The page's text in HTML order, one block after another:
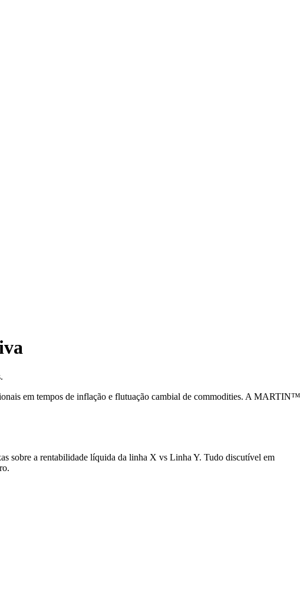
em tempos de inflação e flutuação cambial de commodities. A MARTIN™
sobre a rentabilidade líquida da linha X vs Linha Y. Tudo discutível em